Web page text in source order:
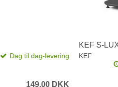
Dag til dag-levering
149,00 DKK
KEF S-
KEF